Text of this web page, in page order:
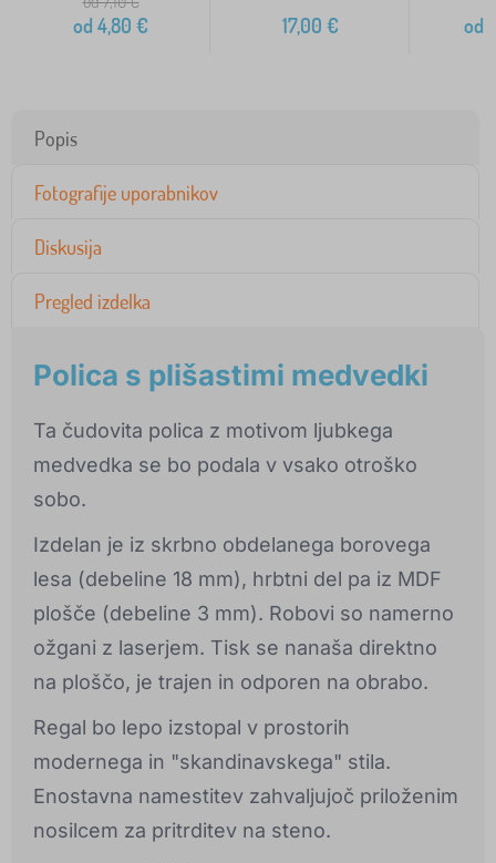
od 4,80 € 17,00 € od
Popis
Fotografije uporabnikov
Diskusija
Pregled izdelka
Polica s plišastimi medvedki
Ta čudovita polica z motivom ljubkega
medvedka se bo podala v vsako otroško
sobo.
Izdelan je iz skrbno obdelanega borovega
lesa (debeline 18 mm), hrbtni del pa iz MDF
plošče (debeline 3 mm). Robovi so namerno
ožgani z laserjem. Tisk se nanaša direktno
na ploščo, je trajen in odporen na obrabo.
Regal bo lepo izstopal v prostorih
modernega in "skandinavskega" stila.
Enostavna namestitev zahvaljujoč priloženim
nosilcem za pritrditev na steno.